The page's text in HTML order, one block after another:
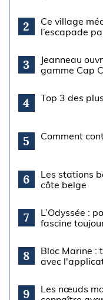
2
Ce village
l’escapade
3
Jeanneau
gamme Cap
4 Top 3 des
5 Comment
6
Les stations
côte belge
7
L’Odyssée :
fascine
8
Bloc Marine :
avec
9
Les nœuds